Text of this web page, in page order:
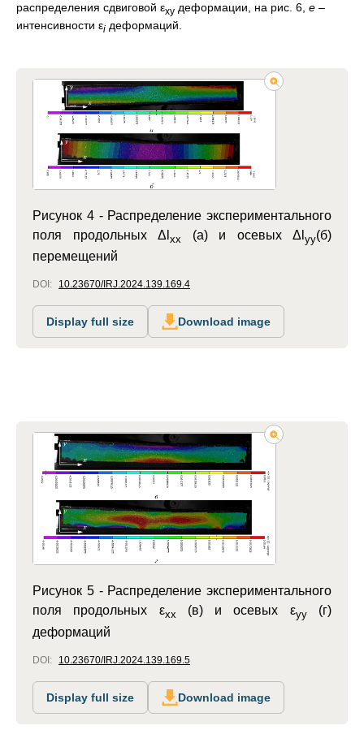
распределения сдвиговой εxy деформации, на рис. 6, е –
интенсивности εi деформаций.
Рисунок 4 - Распределение экспериментального
поля продольных Δl xx (а) и осевых Δl yy(б)
перемещений
DOI: 10.23670/IRJ.2024.139.169.4
Display full size Download image
Рисунок 5 - Распределение экспериментального
поля продольных εxx (в) и осевых εyy(г)
деформаций
DOI: 10.23670/IRJ.2024.139.169.5
Display full size Download image